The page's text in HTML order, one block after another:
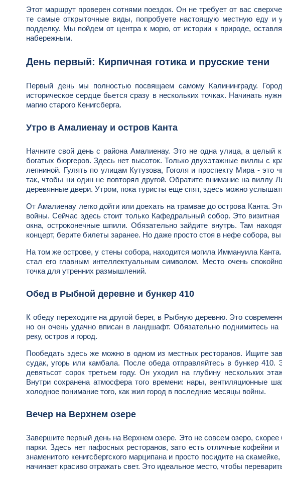
Этот маршрут проверен сотнями поездок. Он не требует от вас
те самые открыточные виды, попробуете настоящую местную еду и
подделку. Мы пойдем от центра к морю, от истории к природе,
набережным.
День первый: Кирпичная готика и прусские тени
Первый день мы полностью посвящаем самому Калининграду.
историческое сердце бьется сразу в нескольких точках. Начинать
магию старого Кенигсберга.
Утро в Амалиенау и остров Канта
Начните свой день с района Амалиенау. Это не одна улица, а целый
богатых бюргеров. Здесь нет высоток. Только двухэтажные виллы с
лепниной. Гулять по улицам Кутузова, Гоголя и проспекту Мира - это
так, чтобы ни один не повторял другой. Обратите внимание на виллу
деревянные двери. Утром, пока туристы еще спят, здесь можно
От Амалиенау легко дойти или доехать на трамвае до острова Канта.
войны. Сейчас здесь стоит только Кафедральный собор. Это визитная
окна, остроконечные шпили. Обязательно зайдите внутрь. Там
концерт, берите билеты заранее. Но даже просто стоя в нефе собора,
На том же острове, у стены собора, находится могила Иммануила
стал его главным интеллектуальным символом. Место очень
точка для утренних размышлений.
Обед в Рыбной деревне и бункер 410
К обеду переходите на другой берег, в Рыбную деревню. Это
но он очень удачно вписан в ландшафт. Обязательно поднимитесь
реку, остров и город.
Пообедать здесь же можно в одном из местных ресторанов. Ищите
судак, угорь или камбала. После обеда отправляйтесь в бункер
девятьсот сорок третьем году. Он уходил на глубину нескольких
Внутри сохранена атмосфера того времени: нары, вентиляционные
холодное понимание того, как жил город в последние месяцы войны.
Вечер на Верхнем озере
Завершите первый день на Верхнем озере. Это не совсем озеро, скорее
парки. Здесь нет пафосных ресторанов, зато есть отличные кофейни
знаменитого кенигсбергского марципана и просто посидите на
начинает красиво отражать свет. Это идеальное место, чтобы